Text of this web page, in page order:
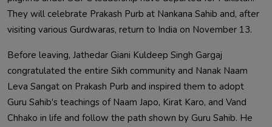
They will celebrate Prakash Purb at Nankana Sahib and, after
Before leaving, Jathedar Giani Kuldeep Singh Gargaj
congratulated the entire Sikh community and Nanak Naam
Leva Sangat on Prakash Purb and inspired them to adopt
Guru Sahib's teachings of Naam Japo, Kirat Karo, and Vand
Chhako in life and follow the path shown by Guru Sahib. He